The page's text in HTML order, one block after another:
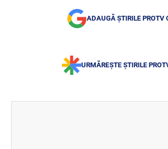
ADAUGĂ ȘTIRILE PROTV
URMĂREȘTE ȘTIRILE